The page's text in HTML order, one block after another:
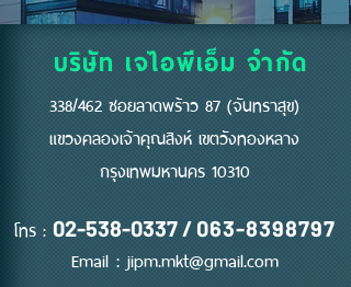
บริษัท เจไอพีเอ็ม จำกัด
338/462 ซอยลาดพร้าว 87 (จันทราสุข)
แขวงคลองเจ้าคุณสิงห์ เขตวังทองหลาง
กรุงเทพมหานคร 10310
โทร : 02-538-0337 / 063-8398797
Email : jipm.mkt@gmail.com